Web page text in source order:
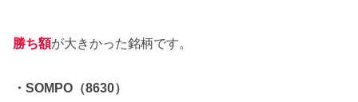
勝ち額が大きかった銘柄です。
・SOMPO（8630）